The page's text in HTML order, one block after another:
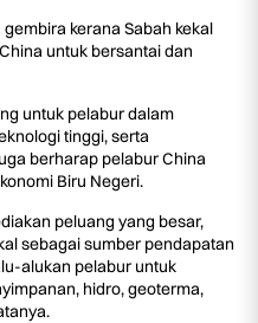
kerana Sabah kekal
untuk bersantai dan
untuk pelabur dalam
tinggi, serta
berharap pelabur China
Biru Negeri.
peluang yang besar,
sebagai sumber pendapatan
alukan pelabur untuk
hidro, geoterma,